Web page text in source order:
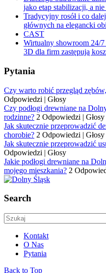
jako etap stabilizacji, a
Tradycyjny rosół i co
głównych na elegancki
CAST
Wirtualny showroom 24/
3D dla firm zastępują
Pytania
Czy warto robić przegląd
Odpowiedzi | Głosy
Czy podłogi drewniane na
rodzinne? 2 Odpowiedzi | Głosy
Jak skutecznie przeprowadzić
chorobie? 2 Odpowiedzi | Głosy
Jak skutecznie przeprowadzić
Odpowiedzi | Głosy
Jakie podłogi drewniane na
mojego mieszkania? 2
Search
Kontakt
O Nas
Pytania
Back to Top